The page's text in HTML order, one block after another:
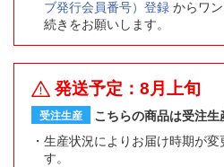
ブ発行会員番号）登録 からワ
続きをお願いします。
発送予定：8月上旬
受注生産
こちらの商品は受注生
生産状況によりお届け時期が変
す。